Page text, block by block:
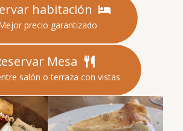
habitación
precio garantizado
Mesa
salón o terraza con vistas